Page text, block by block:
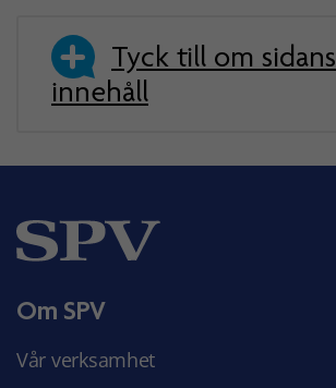
Tyck till om sidans
innehåll
Om SPV
Vår verksamhet